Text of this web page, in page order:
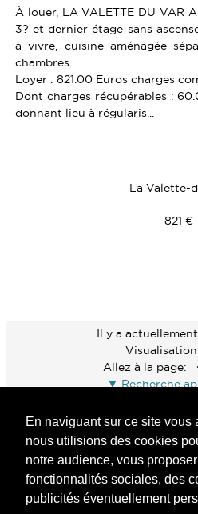
En naviguant sur ce site vous
nous utilisions des cookies
notre audience, vous
fonctionnalités sociales, des
publicités éventuellement
À louer, LA VALETTE DU VAR
3? et dernier étage sans
à vivre, cuisine aménagée
chambres.
Loyer : 821.00 Euros charges
Dont charges récupérables :
donnant lieu à régularis...
La Valette-
821 €
Il y a actuellement
Visualisation
Allez à la page:
Recherche
vente Maisons Carqueiranne 83320 -
vente Appartements Cuers 83390 -
vente
Terrains Flassans-sur-Issole 83340 -vente